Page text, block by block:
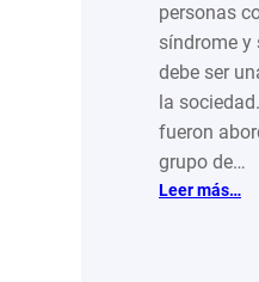
personas
síndrome y
debe ser
la
fueron
grupo de…
Leer más…